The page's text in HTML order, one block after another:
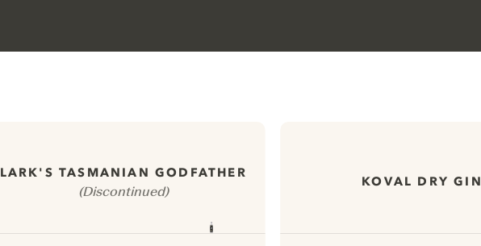
LARK'S TASMANIAN GODFATHER
(Discontinued)
KOVAL DRY GIN